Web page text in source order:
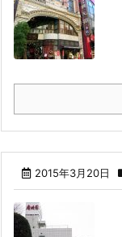
2015年3月20日